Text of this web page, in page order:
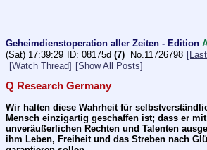
Geheimdienstoperation aller Zeiten - Edition
(Sat) 17:39:29
08175d (7) No.11726798
[Watch Thread] [Show All Posts]
Q Research Germany
Wir halten diese Wahrheit für
Mensch einzigartig geschaffen ist; dass er mit
unveräußerlichen Rechten und Talenten
ihm Leben, Freiheit und das Streben nach